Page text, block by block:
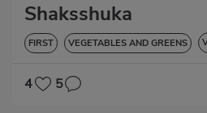
Shaksshuka
FIRST VEGETABLES AND GREENS
4 5